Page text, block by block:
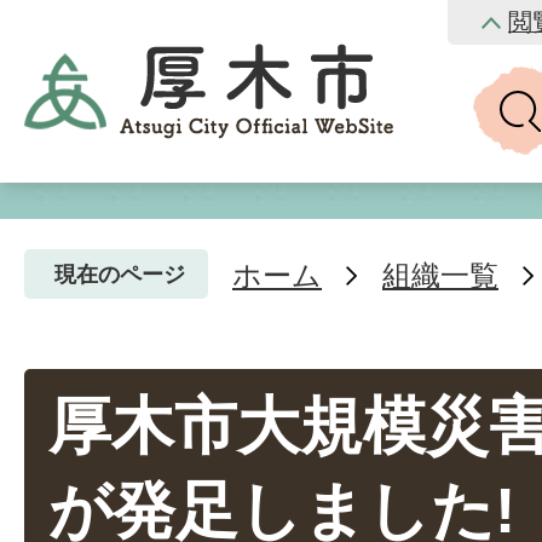
閲
現在のページ ホーム 組織一覧
厚木市大規模災
が発足しました!